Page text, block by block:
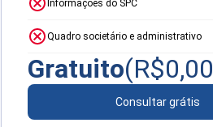
Informações do SPC
Quadro societário e administrativo
Gratuito(R$0,00
Consultar grátis